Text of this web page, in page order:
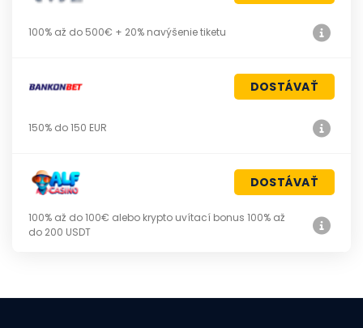
100% až do 500€ + 20% navýšenie tiketu
DOSTÁVAŤ
150% do 150 EUR
DOSTÁVAŤ
100% až do 100€ alebo krypto uvítací bonus 100% až
do 200 USDT